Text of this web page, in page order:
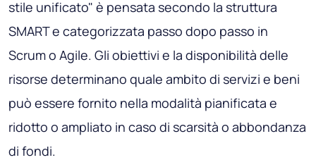
stile unificato" è pensata secondo la struttura
SMART e categorizzata passo dopo passo in
Scrum o Agile. Gli obiettivi e la disponibilità delle
risorse determinano quale ambito di servizi e beni
può essere fornito nella modalità pianificata e
ridotto o ampliato in caso di scarsità o abbondanza
di fondi.